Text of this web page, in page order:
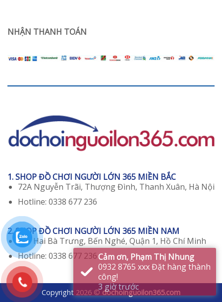
Chạy
Nhất
NHẬN THANH TOÁN
1. SHOP ĐỒ CHƠI NGƯỜI LỚN 365 MIỀN BẮC
72A Nguyễn Trãi, Thượng Đình, Thanh Xuân, Hà Nội
Hotline: 0338 677 236
2. SHOP ĐỒ CHƠI NGƯỜI LỚN 365 MIỀN NAM
129 Hai Bà Trưng, Bến Nghé, Quận 1, Hồ Chí Minh
Hotline: 0338 677 236
Copyright 2026 ©dochoinguoilon365.com